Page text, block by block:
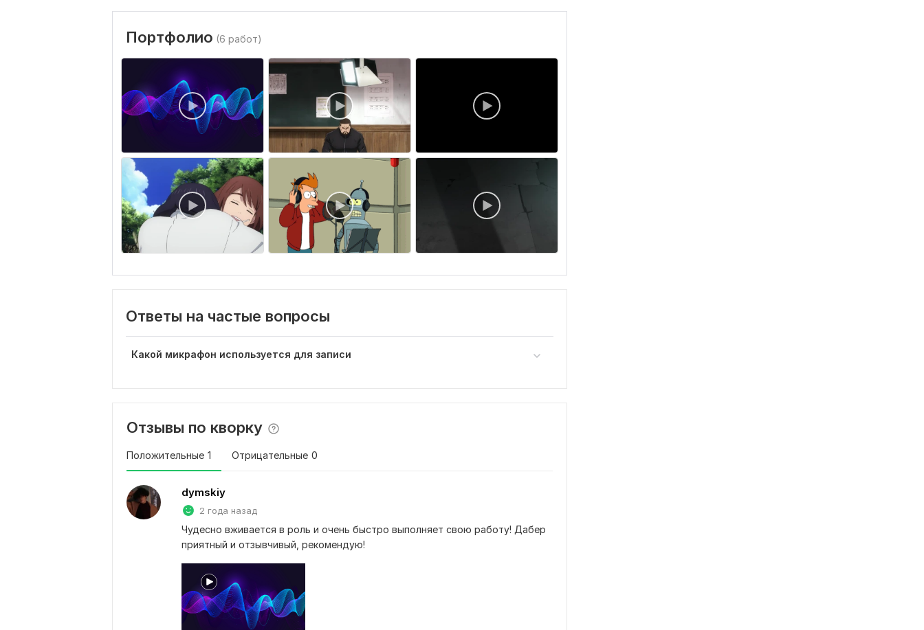
Портфолио (6 работ)
Ответы на частые вопросы
Какой микрафон используется для записи
Отзывы по кворку
Положительные 1 Отрицательные 0
dymskiy
2 года назад
Чудесно вживается в роль и очень быстро выполняет свою работу! Дабер
приятный и отзывчивый, рекомендую!